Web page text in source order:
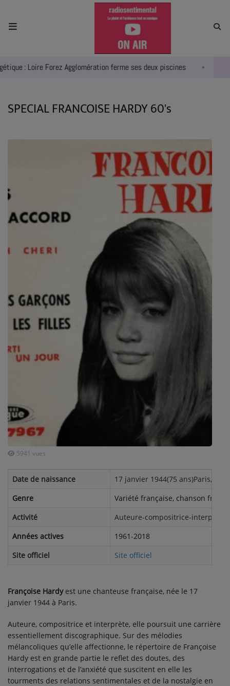
Forez Agglomération ferme ses deux piscines La route entre
ACTUALITÉS
INFO CONCERT
PUBLICITÉS
Se connecter
SPECIAL FRANCOISE HARDY 60's
5941 vues
Date de naissance
17 janvier 1944(75 ans)Paris,
Genre
Variété française, chanson
Activité
Auteure-compositrice-interprète
Années actives
1961-2018
Site officiel
Site officiel
Françoise Hardyest une chanteuse française, née le 17
janvier 1944 à Paris.
Auteure, compositrice et interprète, elle poursuit une carrière
essentiellement discographique. Sur des mélodies
mélancoliques qu’elle affectionne, le répertoire de Françoise
Hardy est en grande partie le reflet des doutes, des
interrogations et de l’anxiété que suscitent en elle les
tourments des relations sentimentales et de la nostalgie en